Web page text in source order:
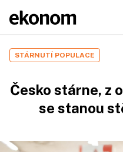
STÁRNUTÍ POPULACE
Česko stárne, z
se stanou